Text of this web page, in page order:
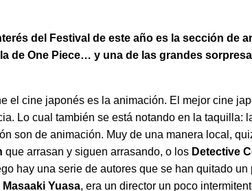
del Festival de este año es la sección de
de One Piece… y una de las grandes
el cine japonés es la animación. El mejor cine
Lo cual también se está notando en la taquilla:
son de animación. Muy de una manera local,
que arrasan y siguen arrasando, o los Detective
hay una serie de autores que se han quitado
Masaaki Yuasa, era un director un poco